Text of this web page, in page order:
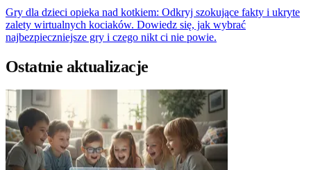
Gry dla dzieci opieka nad kotkiem: Odkryj szokujące fakty i ukryte
zalety wirtualnych kociaków. Dowiedz się, jak wybrać
najbezpieczniejsze gry i czego nikt ci nie powie.
Ostatnie aktualizacje